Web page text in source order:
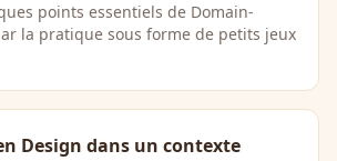
points essentiels de Domain-
la pratique sous forme de petits jeux
Design dans un contexte